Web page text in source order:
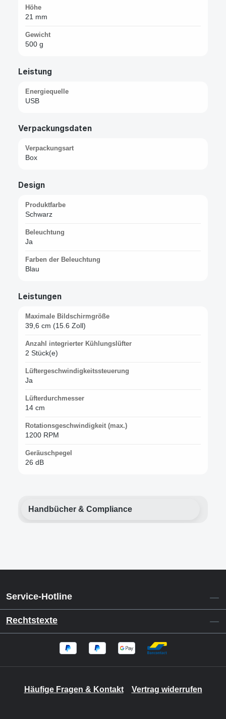
Höhe
21 mm
Gewicht
500 g
Leistung
Energiequelle
USB
Verpackungsdaten
Verpackungsart
Box
Design
Produktfarbe
Schwarz
Beleuchtung
Ja
Farben der Beleuchtung
Blau
Leistungen
Maximale Bildschirmgröße
39,6 cm (15.6 Zoll)
Anzahl integrierter Kühlungslüfter
2 Stück(e)
Lüftergeschwindigkeitssteuerung
Ja
Lüfterdurchmesser
14 cm
Rotationsgeschwindigkeit (max.)
1200 RPM
Geräuschpegel
26 dB
Handbücher & Compliance
Service-Hotline
Rechtstexte
Häufige Fragen & Kontakt Vertrag widerrufen